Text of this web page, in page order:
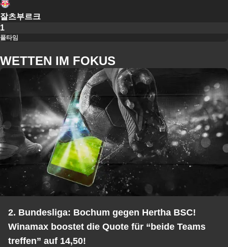
잘츠부르크
1
풀타임
WETTEN IM FOKUS
2. Bundesliga: Bochum gegen Hertha BSC!
Winamax boostet die Quote für “beide Teams
treffen” auf 14,50!